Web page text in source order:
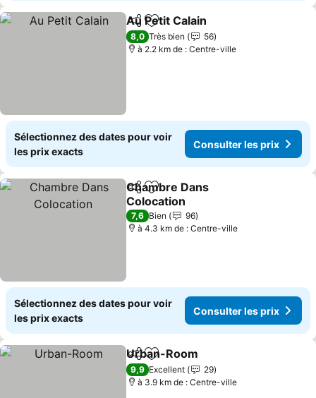
PartagerAjouter à mes favoris
Au Petit Calain
8,0 Très bien
56
à 2.2 km de : Centre-ville
Sélectionnez des dates pour voir
les prix exacts
Consulter les prix
PartagerAjouter à mes favoris
Chambre Dans
Colocation
7,6 Bien
96
à 4.3 km de : Centre-ville
Sélectionnez des dates pour voir
les prix exacts
Consulter les prix
PartagerAjouter à mes favoris
Urban-Room
9,9 Excellent
29
à 3.9 km de : Centre-ville